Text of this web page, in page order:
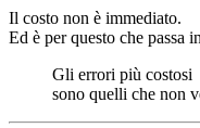
Il costo non è immediato.
Ed è per questo che passa
Gli errori più costosi
sono quelli che non